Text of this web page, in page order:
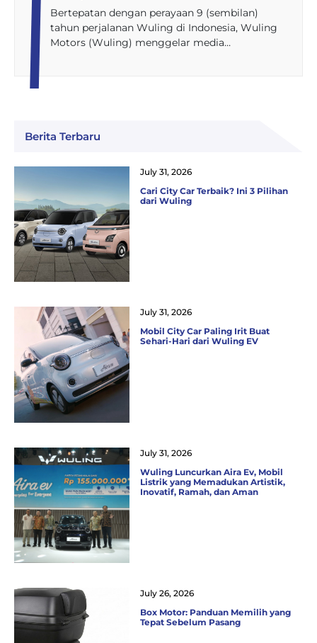
Bertepatan dengan perayaan 9 (sembilan)
tahun perjalanan Wuling di Indonesia, Wuling
Motors (Wuling) menggelar media…
Berita Terbaru
Cari City Car Terbaik? Ini 3 Pilihan
dari Wuling
July 31, 2026
Mobil City Car Paling Irit Buat
Sehari-Hari dari Wuling EV
July 31, 2026
Wuling Luncurkan Aira Ev, Mobil
Listrik yang Memadukan Artistik,
Inovatif, Ramah, dan Aman
July 31, 2026
Box Motor: Panduan Memilih yang
Tepat Sebelum Pasang
July 26, 2026